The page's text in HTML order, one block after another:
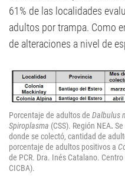
61% de las localidades
adultos por trampa. Como
de alteraciones a nivel de
Porcentaje de adultos de Dalbulus
Spiroplasma (CSS). Región NEA.
donde se colectó, cantidad de
porcentaje de adultos positivos a
de PCR. Dra. Inés Catalano.
CICBA).